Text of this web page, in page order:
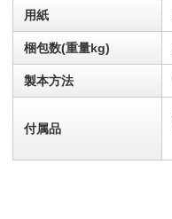
用紙
梱包数(重量kg)
製本方法
付属品